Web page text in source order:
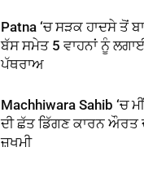
Patna ‘ਚ ਸੜਕ ਹਾਦਸੇ ਤੋਂ
ਬੱਸ ਸਮੇਤ 5 ਵਾਹਨਾਂ ਨੂੰ
ਪੱਥਰਾਅ
Machhiwara Sahib ‘ਚ
ਦੀ ਛੱਤ ਡਿੱਗਣ ਕਾਰਨ ਔਰਤ
ਜ਼ਖਮੀ